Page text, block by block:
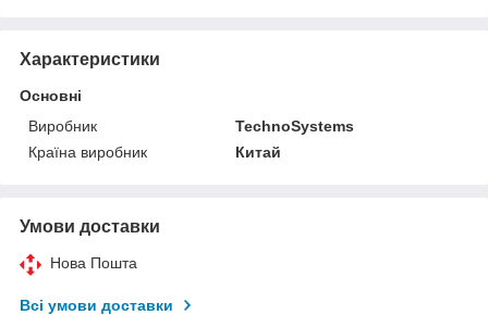
Характеристики
Основні
Виробник
TechnoSystems
Країна виробник
Китай
Умови доставки
Нова Пошта
Всі умови доставки